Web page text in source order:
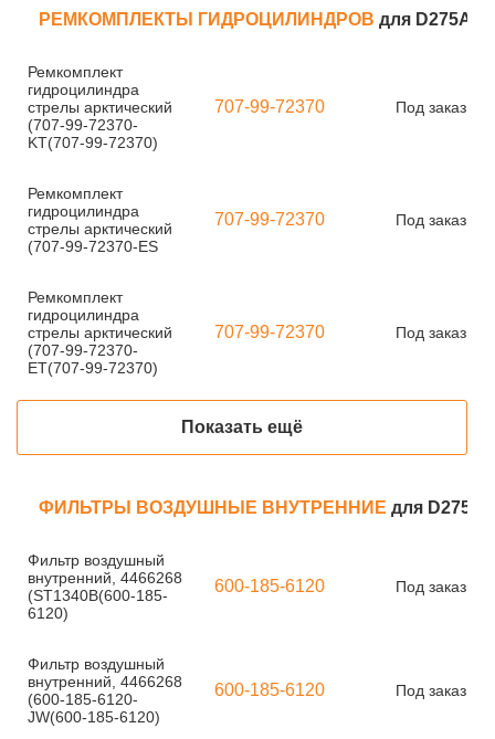
РЕМКОМПЛЕКТЫ ГИДРОЦИЛИНДРОВ для D275A-5
Ремкомплект
гидроцилиндра
стрелы арктический
(707-99-72370-
KT(707-99-72370)
707-99-72370 Под заказ
Ремкомплект
гидроцилиндра
стрелы арктический
(707-99-72370-ES
707-99-72370 Под заказ
Ремкомплект
гидроцилиндра
стрелы арктический
(707-99-72370-
ET(707-99-72370)
707-99-72370 Под заказ
Показать ещё
ФИЛЬТРЫ ВОЗДУШНЫЕ ВНУТРЕННИЕ для D275A-
Фильтр воздушный
внутренний, 4466268
(ST1340B(600-185-
6120)
600-185-6120 Под заказ
Фильтр воздушный
внутренний, 4466268
(600-185-6120-
JW(600-185-6120)
600-185-6120 Под заказ